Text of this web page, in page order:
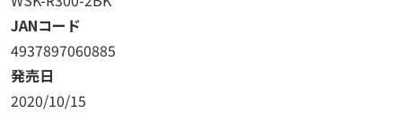
JANコード
4937897060885
発売日
2020/10/15